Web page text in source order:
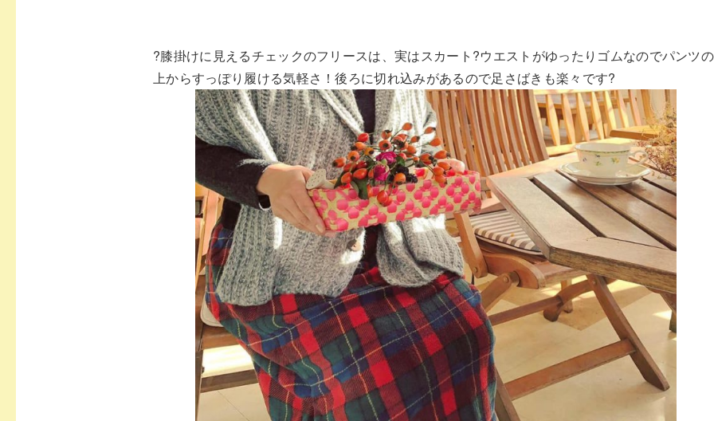
?膝掛けに見えるチェックのフリースは、実はスカート ?ウエストがゆったりゴムなのでパンツの
上からすっぽり履ける気軽さ！後ろに切れ込みがあるので足さばきも楽々です?